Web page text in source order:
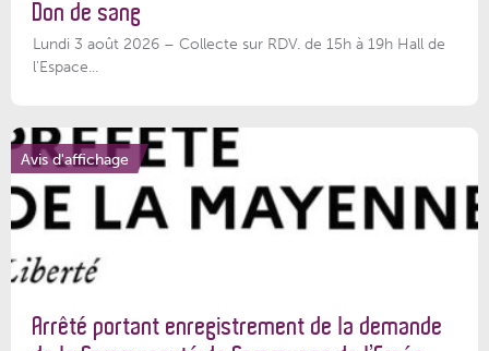
Don de sang
Lundi 3 août 2026 – Collecte sur RDV. de 15h à 19h Hall de
l'Espace...
Avis d'affichage
Arrêté portant enregistrement de la demande